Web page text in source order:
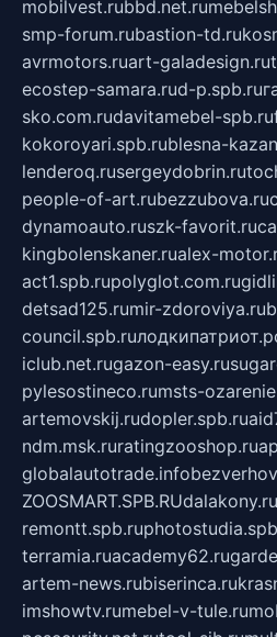
mobilvest.rubbd.net.ru
smp-forum.rubastion-td.ru
avrmotors.ruart-galadesign.ru
ecostep-samara.rud-p.spb.ru
sko.com.rudavitamebel-spb.ru
kokoroyari.spb.rublesna-
lenderoq.rusergeydobrin.ru
people-of-art.rubezzubova.ru
dynamoauto.ruszk-favorit.ru
kingbolenskaner.rualex-
act1.spb.rupolyglot.com.ru
detsad125.rumir-zdoroviya.ru
council.spb.ru
iclub.net.rugazon-easy.ru
pylesostineco.rumsts-
artemovskij.rudopler.spb.ru
ndm.msk.ruratingzooshop.ru
globalautotrade.info
ZOOSMART.SPB.RUdalakony.ru
remontt.spb.ru
terramia.ruacademy62.ru
artem-news.rubiserinca.ru
imshowtv.rumebel-v-tule.ru